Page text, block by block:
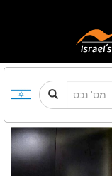
Previous